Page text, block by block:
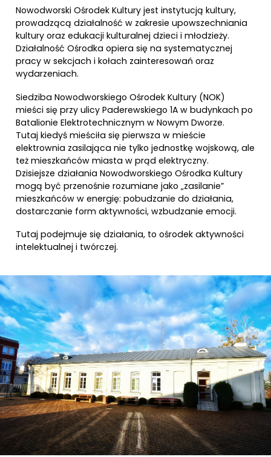
Nowodworski Ośrodek Kultury jest instytucją kultury,
prowadzącą działalność w zakresie upowszechniania
kultury oraz edukacji kulturalnej dzieci i młodzieży.
Działalność Ośrodka opiera się na systematycznej
pracy w sekcjach i kołach zainteresowań oraz
wydarzeniach.
Siedziba Nowodworskiego Ośrodek Kultury (NOK)
mieści się przy ulicy Paderewskiego 1A w budynkach po
Batalionie Elektrotechnicznym w Nowym Dworze.
Tutaj kiedyś mieściła się pierwsza w mieście
elektrownia zasilająca nie tylko jednostkę wojskową, ale
też mieszkańców miasta w prąd elektryczny.
Dzisiejsze działania Nowodworskiego Ośrodka Kultury
mogą być przenośnie rozumiane jako „zasilanie”
mieszkańców w energię: pobudzanie do działania,
dostarczanie form aktywności, wzbudzanie emocji.
Tutaj podejmuje się działania, to ośrodek aktywności
intelektualnej i twórczej.